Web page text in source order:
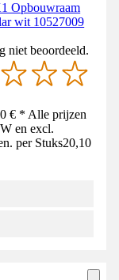
Opbouwraam
wit 10527009
niet beoordeeld.
€ * Alle prijzen
en excl.
per Stuks20,10